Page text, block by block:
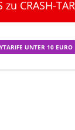
zu CRASH-
UNTER 10 EURO